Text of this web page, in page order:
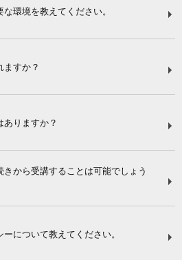
環境を教えてください。
すか？
りますか？
から受講することは可能でしょう
について教えてください。